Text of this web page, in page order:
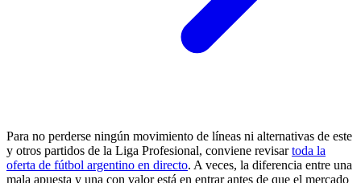
Para no perderse ningún movimiento de líneas ni alternativas de este
y otros partidos de la Liga Profesional, conviene revisartoda la
oferta de fútbol argentino en directo. A veces, la diferencia entre una
mala apuesta y una con valor está en entrar antes de que el mercado